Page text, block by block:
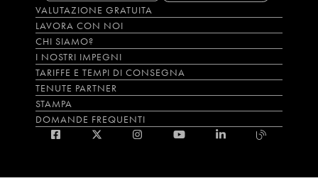
VALUTAZIONE GRATUITA
LAVORA CON NOI
CHI SIAMO?
I NOSTRI IMPEGNI
TARIFFE E TEMPI DI CONSEGNA
TENUTE PARTNER
STAMPA
DOMANDE FREQUENTI